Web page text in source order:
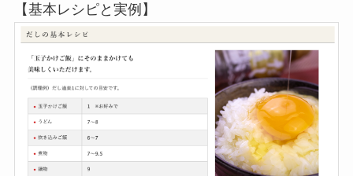
【基本レシピと実例】